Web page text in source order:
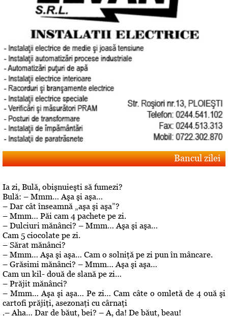
Bancul zilei
Ia zi, Bulă, obişnuieşti să fumezi?
Bulă: – Mmm… Aşa şi aşa…
– Dar cât înseamnă „aşa şi aşa”?
– Mmm… Păi cam 4 pachete pe zi.
– Dulciuri mănânci? – Mmm… Aşa şi aşa…
Cam 5 ciocolate pe zi.
– Sărat mănânci?
– Mmm… Aşa şi aşa… Cam o solniţă pe zi pun în mâncare.
– Grăsimi mănânci? – Mmm… Aşa şi aşa…
Cam un kil- două de slană pe zi…
– Prăjit mănânci?
– Mmm… Aşa şi aşa… Pe zi… Cam câte o omletă de 4 ouă şi
cartofi prăjiţi, asezonaţi cu cârnaţi
.– Aha… Dar de băut, bei? – A, da! De băut, beau!